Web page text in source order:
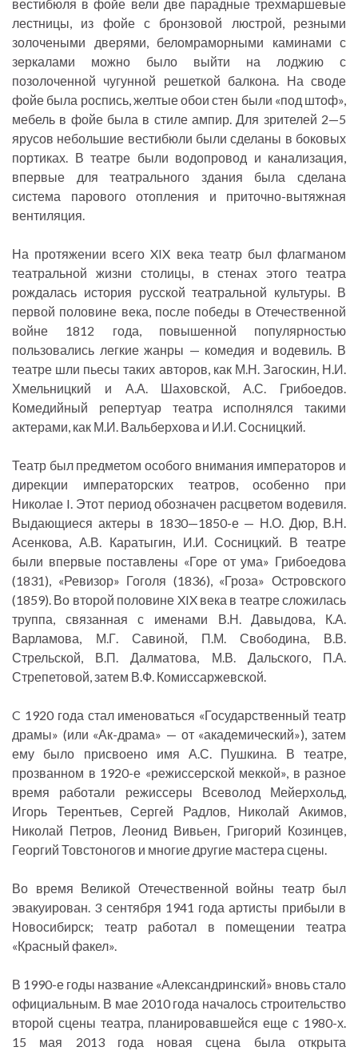
вестибюля в фойе вели две парадные трехмаршевые
лестницы, из фойе с бронзовой люстрой, резными
золочеными дверями, беломраморными каминами с
зеркалами можно было выйти на лоджию с
позолоченной чугунной решеткой балкона. На своде
фойе была роспись, желтые обои стен были «под штоф»,
мебель в фойе была в стиле ампир. Для зрителей 2—5
ярусов небольшие вестибюли были сделаны в боковых
портиках. В театре были водопровод и канализация,
впервые для театрального здания была сделана
система парового отопления и приточно-вытяжная
вентиляция.
На протяжении всего XIX века театр был флагманом
театральной жизни столицы, в стенах этого театра
рождалась история русской театральной культуры. В
первой половине века, после победы в Отечественной
войне 1812 года, повышенной популярностью
пользовались легкие жанры — комедия и водевиль. В
театре шли пьесы таких авторов, как М.Н. Загоскин, Н.И.
Хмельницкий и А.А. Шаховской, А.С. Грибоедов.
Комедийный репертуар театра исполнялся такими
актерами, как М.И. Вальберхова и И.И. Сосницкий.
Театр был предметом особого внимания императоров и
дирекции императорских театров, особенно при
Николае I. Этот период обозначен расцветом водевиля.
Выдающиеся актеры в 1830—1850-е — Н.О. Дюр, В.Н.
Асенкова, А.В. Каратыгин, И.И. Сосницкий. В театре
были впервые поставлены «Горе от ума» Грибоедова
(1831), «Ревизор» Гоголя (1836), «Гроза» Островского
(1859). Во второй половине XIX века в театре сложилась
труппа, связанная с именами В.Н. Давыдова, К.А.
Варламова, М.Г. Савиной, П.М. Свободина, В.В.
Стрельской, В.П. Далматова, М.В. Дальского, П.А.
Стрепетовой, затем В.Ф. Комиссаржевской.
C 1920 года стал именоваться «Государственный театр
драмы» (или «Ак-драма» — от «академический»), затем
ему было присвоено имя А.С. Пушкина. В театре,
прозванном в 1920-е «режиссерской меккой», в разное
время работали режиссеры Всеволод Мейерхольд,
Игорь Терентьев, Сергей Радлов, Николай Акимов,
Николай Петров, Леонид Вивьен, Григорий Козинцев,
Георгий Товстоногов и многие другие мастера сцены.
Во время Великой Отечественной войны театр был
эвакуирован. 3 сентября 1941 года артисты прибыли в
Новосибирск; театр работал в помещении театра
«Красный факел».
В 1990-е годы название «Александринский» вновь стало
официальным. В мае 2010 года началось строительство
второй сцены театра, планировавшейся еще с 1980-х.
15 мая 2013 года новая сцена была открыта